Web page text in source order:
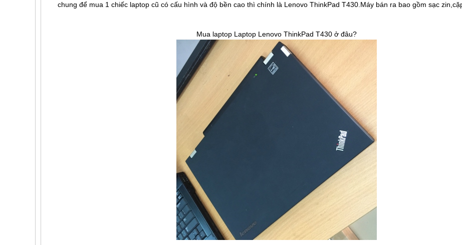
chung để mua 1 chiếc laptop cũ có cấu hình và độ bền cao thì chính là Lenovo ThinkPad T430.Máy bán ra bao gồm sạc
Mua laptop Laptop Lenovo ThinkPad T430 ở đâu?